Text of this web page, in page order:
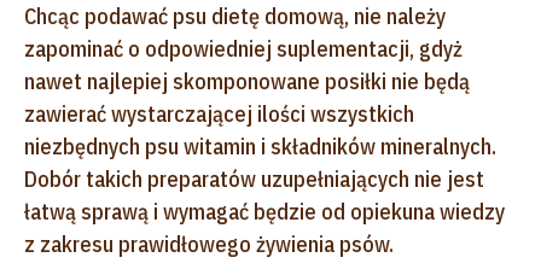
Chcąc podawać psu dietę domową, nie należy
zapominać o odpowiedniej suplementacji, gdyż
nawet najlepiej skomponowane posiłki nie będą
zawierać wystarczającej ilości wszystkich
niezbędnych psu witamin i składników mineralnych.
Dobór takich preparatów uzupełniających nie jest
łatwą sprawą i wymagać będzie od opiekuna wiedzy
z zakresu prawidłowego żywienia psów.